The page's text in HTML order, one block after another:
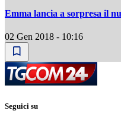
Emma lancia a sorpresa il
02 Gen 2018 - 10:16
Seguici su